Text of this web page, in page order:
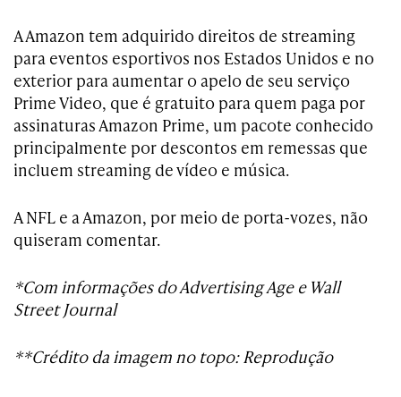
A Amazon tem adquirido direitos de streaming
para eventos esportivos nos Estados Unidos e no
exterior para aumentar o apelo de seu serviço
Prime Video, que é gratuito para quem paga por
assinaturas Amazon Prime, um pacote conhecido
principalmente por descontos em remessas que
incluem streaming de vídeo e música.
A NFL e a Amazon, por meio de porta-vozes, não
quiseram comentar.
*Com informações do Advertising Age e Wall
Street Journal
**Crédito da imagem no topo: Reprodução